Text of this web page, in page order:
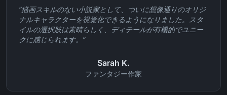
“描画スキルのない小説家として、ついに想像通りのオリジ
ナルキャラクターを視覚化できるようになりました。スタ
イルの選択肢は素晴らしく、ディテールが有機的でユニー
クに感じられます。 ”
Sarah K.
ファンタジー作家